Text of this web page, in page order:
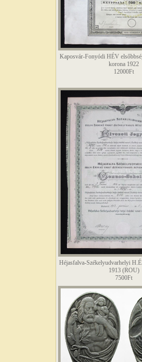
Kaposvár-Fonyódi HÉV
korona 1922
12000Ft
Héjasfalva-Székelyudvarhelyi
1913 (ROU)
7500Ft